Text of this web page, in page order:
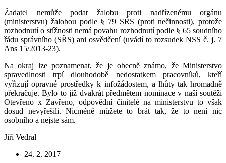
Žadatel nemůže podat žalobu proti nadřízenému orgánu
(ministerstvu) žalobou podle § 79 SŘS (proti nečinnosti), protože
rozhodnutí o stížnosti nemá povahu rozhodnutí podle § 65 soudního
řádu správního (SŘS) ani osvědčení (uvádí to rozsudek NSS č. j. 7
Ans 15/2013-23).
Na okraj lze poznamenat, že je obecně známo, že Ministerstvo
spravedlnosti trpí dlouhodobě nedostatkem pracovníků, kteří
vyřizují opravné prostředky k infožádostem, a lhůty tak hromadně
překračuje. Bylo to již dvakrát předmětem nominace v naší soutěži
Otevřeno x Zavřeno, odpovědní činitelé na ministerstvu to však
dosud nevyřešili. Nicméně můžete to brát tak, že to není nic
osobního a nejste sám.
Jiří Vedral
24. 2. 2017